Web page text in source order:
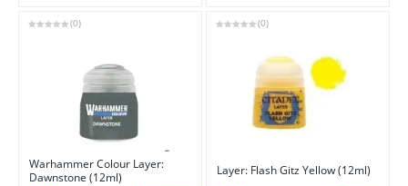
(0)
Warhammer Colour Layer:
Dawnstone (12ml)
(0)
Layer: Flash Gitz Yellow (12ml)